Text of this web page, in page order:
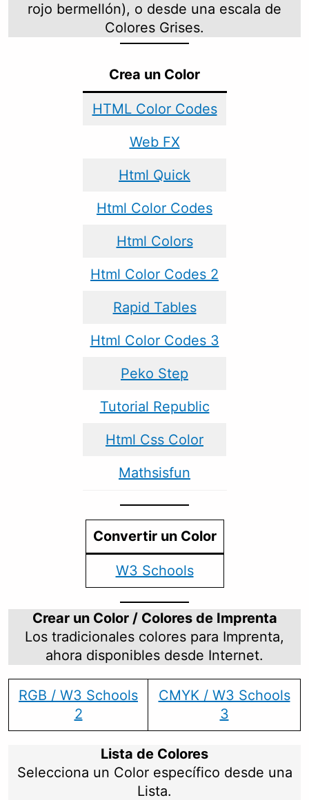
rojo bermellón), o desde una escala de
Colores Grises.
Crea un Color
HTML Color Codes
Web FX
Html Quick
Html Color Codes
Html Colors
Html Color Codes 2
Rapid Tables
Html Color Codes 3
Peko Step
Tutorial Republic
Html Css Color
Mathsisfun
Convertir un Color
W3 Schools
Crear un Color / Colores de Imprenta
Los tradicionales colores para Imprenta,
ahora disponibles desde Internet.
RGB / W3 Schools
2
CMYK / W3 Schools
3
Lista de Colores
Selecciona un Color específico desde una
Lista.